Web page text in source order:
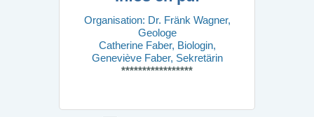
Organisation: Dr. Fränk Wagner,
Geologe
Catherine Faber, Biologin,
Geneviève Faber, Sekretärin
*****************